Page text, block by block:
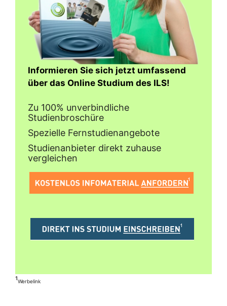
Informieren Sie sich jetzt umfassend
über das Online Studium des ILS!
Zu 100% unverbindliche
Studienbroschüre
Spezielle Fernstudienangebote
Studienanbieter direkt zuhause
vergleichen
¹Werbelink